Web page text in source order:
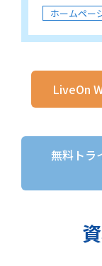
ホームペー
LiveOn
無料トラ